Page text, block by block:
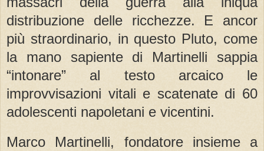
distribuzione delle ricchezze. E ancor
più straordinario, in questo Pluto, come
la mano sapiente di Martinelli sappia
“intonare” al testo arcaico le
improvvisazioni vitali e scatenate di 60
adolescenti napoletani e vicentini.
Marco Martinelli, fondatore insieme a